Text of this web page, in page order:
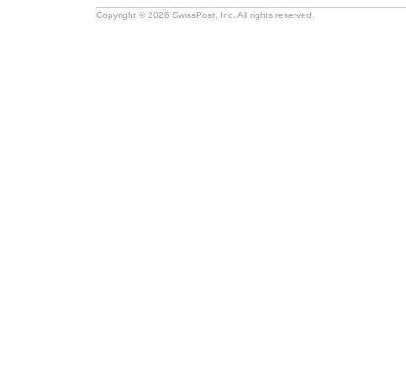
Copyright © 2026 SwissPost, Inc. All rights reserved.